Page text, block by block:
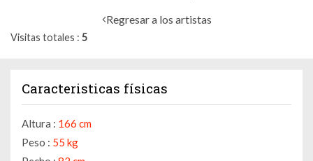
Regresar a los artistas
Visitas totales 5
Caracteristicas físicas
Altura : 166 cm
Peso : 55 kg